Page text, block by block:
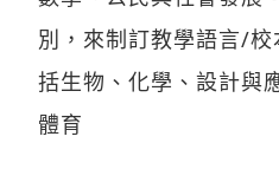
別，來制訂教學語言/
括生物、化學、設計與
體育